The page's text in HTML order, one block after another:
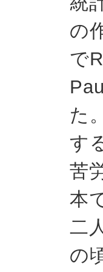
の
で
た
す
苦
本
二
の